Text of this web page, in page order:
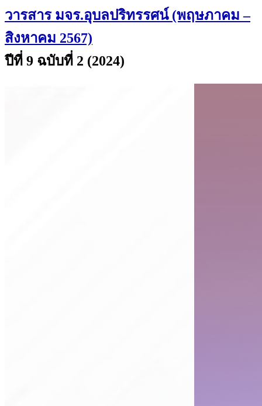
วารสาร มจร.อุบลปริทรรศน์ (พฤษภาคม –
สิงหาคม 2567)
ปีที่ 9 ฉบับที่ 2 (2024)